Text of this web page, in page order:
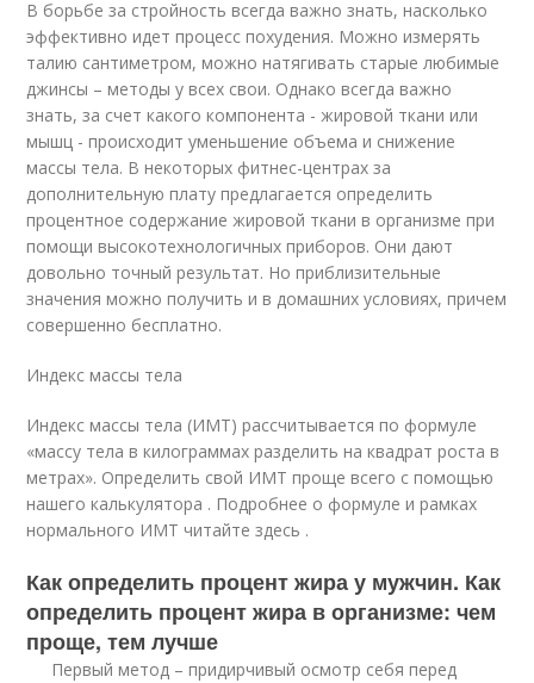
В борьбе за стройность всегда важно знать, насколько
эффективно идет процесс похудения. Можно измерять
талию сантиметром, можно натягивать старые любимые
джинсы – методы у всех свои. Однако всегда важно
знать, за счет какого компонента - жировой ткани или
мышц - происходит уменьшение объема и снижение
массы тела. В некоторых фитнес-центрах за
дополнительную плату предлагается определить
процентное содержание жировой ткани в организме при
помощи высокотехнологичных приборов. Они дают
довольно точный результат. Но приблизительные
значения можно получить и в домашних условиях, причем
совершенно бесплатно.
Индекс массы тела
Индекс массы тела (ИМТ) рассчитывается по формуле
«массу тела в килограммах разделить на квадрат роста в
метрах». Определить свой ИМТ проще всего с помощью
нашего калькулятора . Подробнее о формуле и рамках
нормального ИМТ читайте здесь .
Как определить процент жира у мужчин. Как
определить процент жира в организме: чем
проще, тем лучше
Первый метод – придирчивый осмотр себя перед